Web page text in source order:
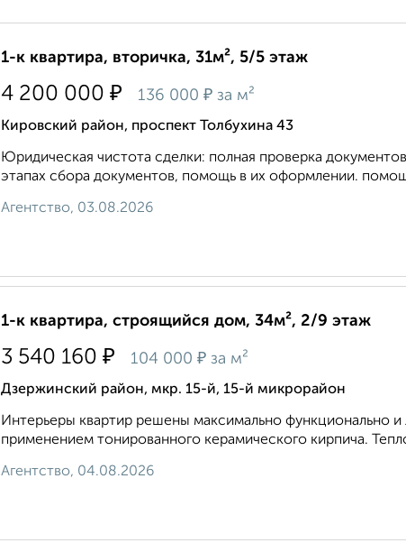
1-к квартира, вторичка, 31м², 5/5 этаж
4 200 000 ₽ 136 000 ₽ за м²
Кировский район, проспект Толбухина 43
Юридическая чистота сделки: полная проверка
этапах сбора документов, помощь в их оформлении.
Агентство, 03.08.2026
1-к квартира, строящийся дом, 34м², 2/9 этаж
3 540 160 ₽ 104 000 ₽ за м²
Дзержинский район, мкр. 15-й, 15-й микрорайон
Интерьеры квартир решены максимально функционально
применением тонированного керамического кирпича.
Агентство, 04.08.2026